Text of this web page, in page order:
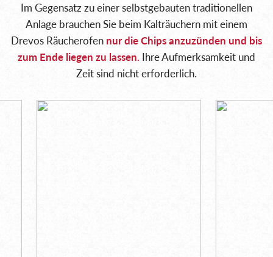
Im Gegensatz zu einer selbstgebauten traditionellen
Anlage brauchen Sie beim Kalträuchern mit einem
Drevos Räucherofen nur die Chips anzuzünden und bis
zum Ende liegen zu lassen. Ihre Aufmerksamkeit und
Zeit sind nicht erforderlich.